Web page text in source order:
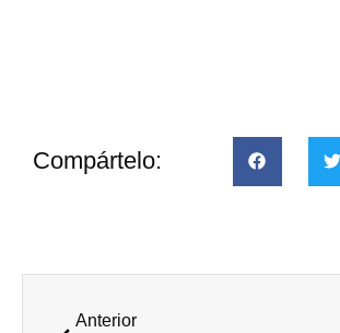
Compártelo:
Anterior